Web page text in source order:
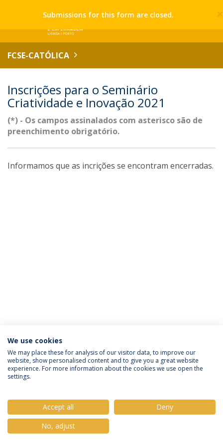
×
Submissions for this form are closed.
FCSE-CATÓLICA
Inscrições para o Seminário
Criatividade e Inovação 2021
(*) - Os campos assinalados com asterisco são de
preenchimento obrigatório.
Informamos que as incrições se encontram encerradas.
Política de Privacidade
Termos e Condições
Direitos do Titular dos Dados
© 2026 Universidade Católica Portuguesa
We use cookies
We may place these for analysis of our visitor data, to improve our
website, show personalised content and to give you a great website
experience. For more information about the cookies we use open the
settings.
Accept all
Deny
No, adjust